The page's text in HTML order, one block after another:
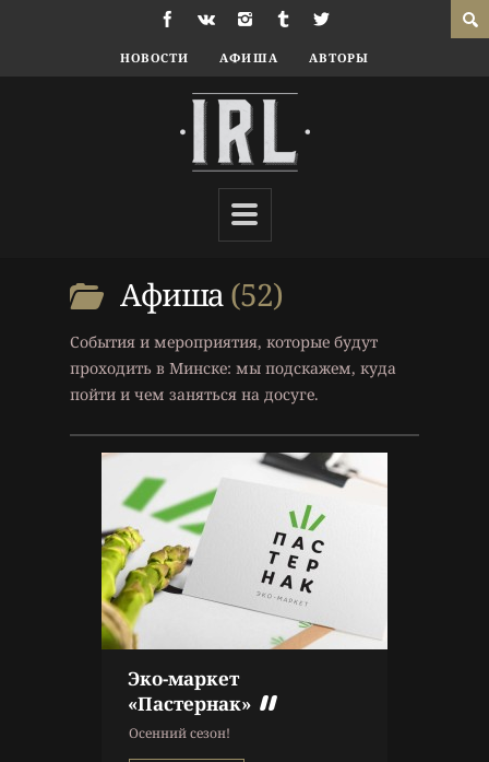
НОВОСТИ АФИША АВТОРЫ
Афиша 52
События и мероприятия, которые будут
проходить в Минске: мы подскажем, куда
пойти и чем заняться на досуге.
Афиша
Эко-маркет
«Пастернак»
Осенний сезон!
9 г. назад
Афиша